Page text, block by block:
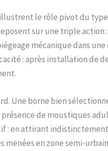
le rôle pivot du
sur une triple
mécanique dans
: après installation de
Une borne bien
de moustiques
: en attirant
menées en zone semi-